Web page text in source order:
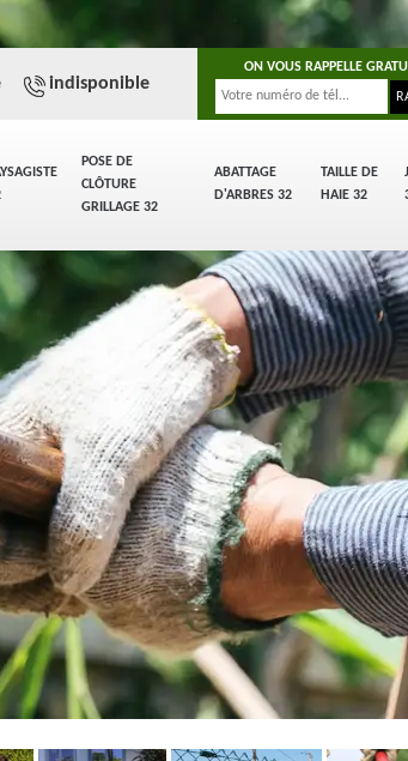
POSE DE
CLÔTURE
GRILLAGE 32
ABATTAGE
D'ARBRES 32
TAILLE DE
HAIE 32
indisponible
ON VOUS RAPPELLE